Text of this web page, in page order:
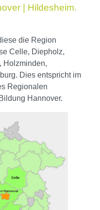
Hildesheim.
die Region
Celle, Diepholz,
Holzminden,
Dies entspricht im
Regionalen
Hannover.